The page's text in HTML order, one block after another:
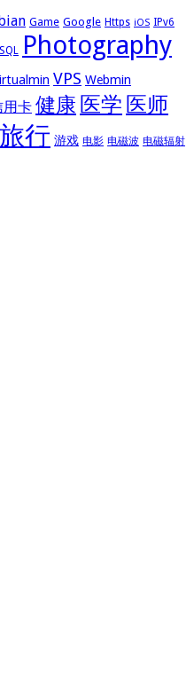
Game Google Https iOS IPv6
Photography
VPS Webmin
用卡 健康 医学 医师
旅行 游戏 电影 电磁波 电磁辐射